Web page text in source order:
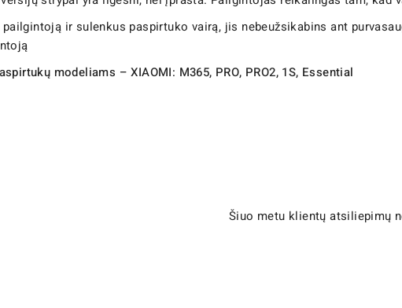
pailgintoją ir sulenkus paspirtuko vairą, jis nebeužsikabins ant
modeliams – XIAOMI: M365, PRO, PRO2, 1S, Essential
Šiuo metu klientų atsiliepimų